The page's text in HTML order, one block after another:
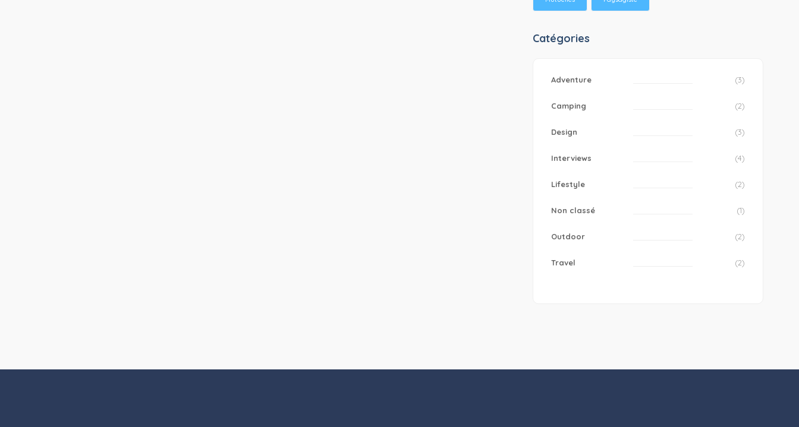
Catégories
Adventure (3)
Camping (2)
Design (3)
Interviews (4)
Lifestyle (2)
Non classé (1)
Outdoor (2)
Travel (2)